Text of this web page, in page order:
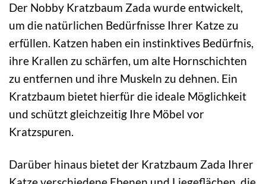
Der Nobby Kratzbaum Zada wurde entwickelt,
um die natürlichen Bedürfnisse Ihrer Katze zu
erfüllen. Katzen haben ein instinktives Bedürfnis,
ihre Krallen zu schärfen, um alte Hornschichten
zu entfernen und ihre Muskeln zu dehnen. Ein
Kratzbaum bietet hierfür die ideale Möglichkeit
und schützt gleichzeitig Ihre Möbel vor
Kratzspuren.
Darüber hinaus bietet der Kratzbaum Zada Ihrer